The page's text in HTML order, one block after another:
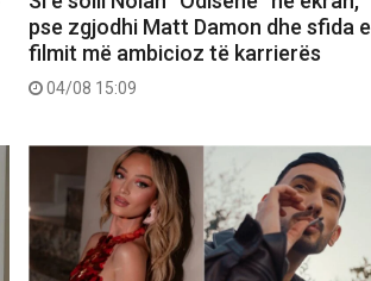
pse zgjodhi Matt Damon dhe sfida e
filmit më ambicioz të karrierës
04/08 15:09